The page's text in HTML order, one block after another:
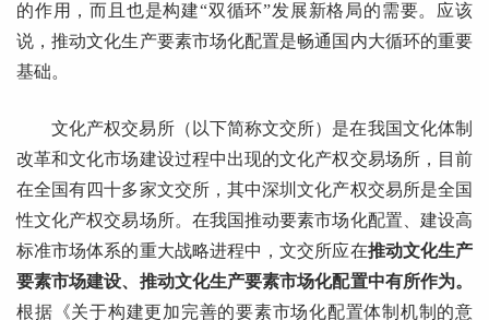
的作用，而且也是构建“双循环”发展新格局的需要。应该
说，推动文化生产要素市场化配置是畅通国内大循环的重要
基础。
文化产权交易所（以下简称文交所）是在我国文化体制
改革和文化市场建设过程中出现的文化产权交易场所，目前
在全国有四十多家文交所，其中深圳文化产权交易所是全国
性文化产权交易场所。在我国推动要素市场化配置、建设高
标准市场体系的重大战略进程中，文交所应在推动文化生产
要素市场建设、推动文化生产要素市场化配置中有所作为。
根据《关于构建更加完善的要素市场化配置体制机制的意